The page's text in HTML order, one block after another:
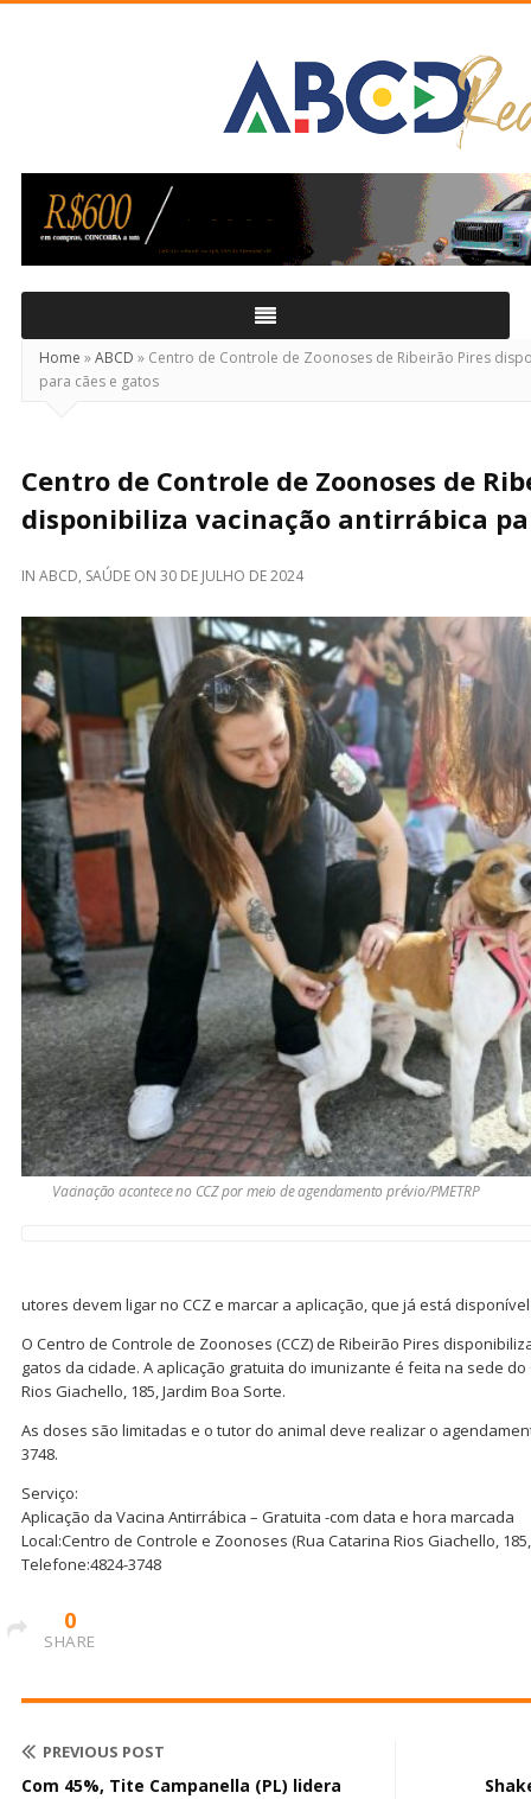
Real
Home »ABCD » Centro de Controle de Zoonoses de Ribeirão Pires
para cães e gatos
Centro de Controle de Zoonoses de
disponibiliza vacinação antirrábica
IN ABCD, SAÚDE ON 30 DE JULHO DE 2024
Vacinação acontece no CCZ por meio de agendamento prévio/PMETRP
utores devem ligar no CCZ e marcar a aplicação, que já está disponível
O Centro de Controle de Zoonoses (CCZ) de Ribeirão Pires
gatos da cidade. A aplicação gratuita do imunizante é feita na sede do
Rios Giachello, 185, Jardim Boa Sorte.
As doses são limitadas e o tutor do animal deve realizar o
3748.
Serviço:
Aplicação da Vacina Antirrábica – Gratuita -com data e hora marcada
Local:Centro de Controle e Zoonoses (Rua Catarina Rios Giachello,
Telefone:4824-3748
0
SHARE
PREVIOUS POST
Com 45%, Tite Campanella (PL) lidera